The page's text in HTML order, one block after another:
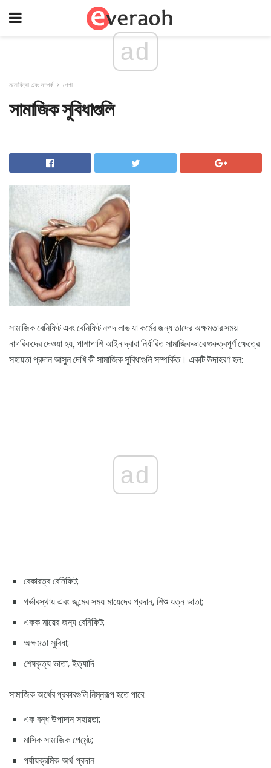
ad
মনোবিদ্যা এবং সম্পর্ক পেশা
সামাজিক সুবিধাগুলি
সামাজিক বেনিফিট এবং বেনিফিট নগদ লাভ যা কর্মের জন্য তাদের অক্ষমতার সময়
নাগরিকদের দেওয়া হয়, পাশাপাশি আইন দ্বারা নির্ধারিত সামাজিকভাবে গুরুত্বপূর্ণ ক্ষেত্রে
সহায়তা প্রদান আসুন দেখি কী সামাজিক সুবিধাগুলি সম্পর্কিত। একটি উদাহরণ হল:
ad
বেকারত্ব বেনিফিট;
গর্ভাবস্থায় এবং জন্মের সময় মায়েদের প্রদান, শিশু যত্ন ভাতা;
একক মায়ের জন্য বেনিফিট;
অক্ষমতা সুবিধা;
শেষকৃত্য ভাতা, ইত্যাদি
সামাজিক অর্থের প্রকারগুলি নিম্নরূপ হতে পারে:
এক বন্ধ উপাদান সহায়তা;
মাসিক সামাজিক পেমেন্ট;
পর্যায়ক্রমিক অর্থ প্রদান